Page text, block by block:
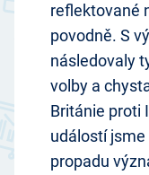
reflektované
povodně. S
následovaly
volby a
Británie proti
událostí
propadu